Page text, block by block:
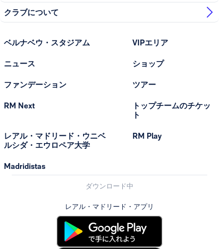
クラブについて
ベルナベウ・スタジアム
ニュース
ファンデーション
RM Next
レアル・マドリード・ウニベ
ルシダ・エウロペア大学
Madridistas
VIPエリア
ショップ
ツアー
トップチームのチケッ
ト
RM Play
ダウンロード中
レアル・マドリード・アプリ